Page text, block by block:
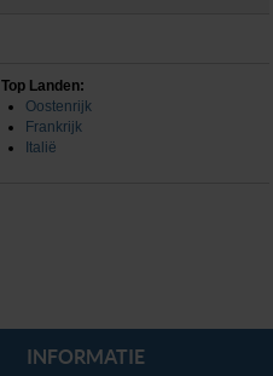
Top Landen:
Oostenrijk
Frankrijk
Italië
INFORMATIE